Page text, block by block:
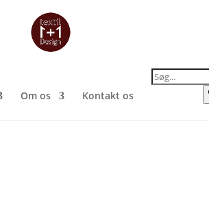
Om os Kontakt os
Products
search